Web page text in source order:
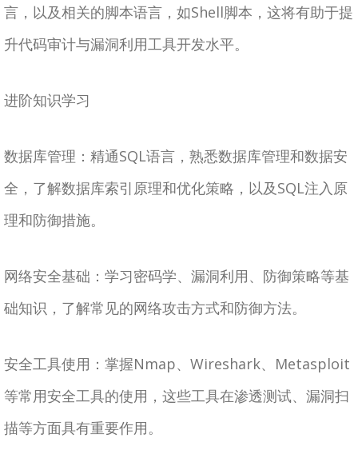
言，以及相关的脚本语言，如Shell脚本，这将有助于提
升代码审计与漏洞利用工具开发水平。
进阶知识学习
数据库管理：精通SQL语言，熟悉数据库管理和数据安
全，了解数据库索引原理和优化策略，以及SQL注入原
理和防御措施。
网络安全基础：学习密码学、漏洞利用、防御策略等基
础知识，了解常见的网络攻击方式和防御方法。
安全工具使用：掌握Nmap、Wireshark、Metasploit
等常用安全工具的使用，这些工具在渗透测试、漏洞扫
描等方面具有重要作用。